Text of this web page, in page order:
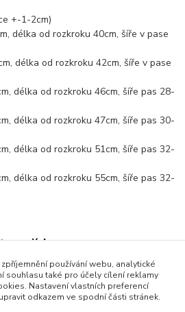
+-1-2cm)
délka od rozkroku 40cm, šíře v pase
délka od rozkroku 42cm, šíře v pase
délka od rozkroku 46cm, šíře pas 28-
délka od rozkroku 47cm, šíře pas 30-
délka od rozkroku 51cm, šíře pas 32-
délka od rozkroku 55cm, šíře pas 32-
používání webu, analytické
souhlasu také pro účely cílení reklamy
Nastavení vlastních preferencí
odkazem ve spodní části stránek.